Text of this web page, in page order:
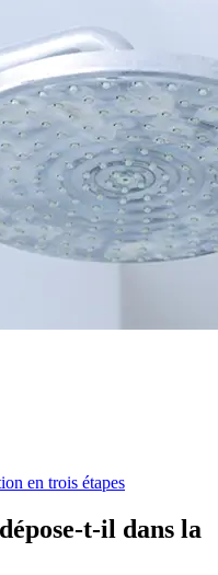
en trois étapes
t-il dans la